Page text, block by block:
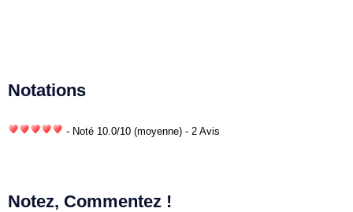
Notations
- Noté 10.0/10 (moyenne) - 2 Avis
Notez, Commentez !